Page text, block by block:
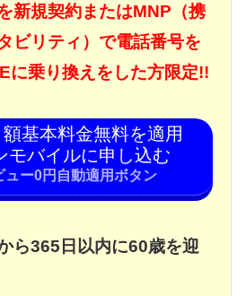
新規契約またはMNP（携
ビリティ）で電話番号を
に乗り換えをした方限定!!
基本料金無料を適用
モバイルに申し込む
ュー0円自動適用ボタン
ら365日以内に60歳を迎